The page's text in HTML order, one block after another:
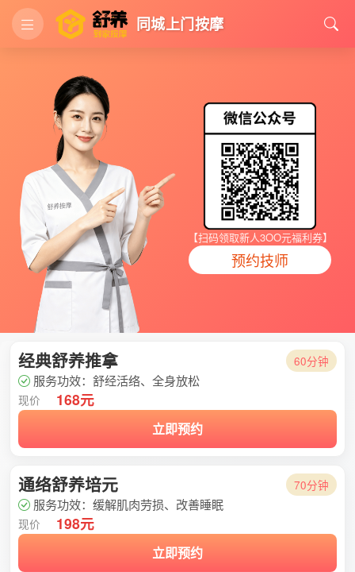
同城上门按摩
【扫码领取新人3OO元福利券】
预约技师
经典舒养推拿 60分钟
服务功效：舒经活络、全身放松
现价 168元
立即预约
通络舒养培元 70分钟
服务功效：缓解肌肉劳损、改善睡眠
现价 198元
立即预约